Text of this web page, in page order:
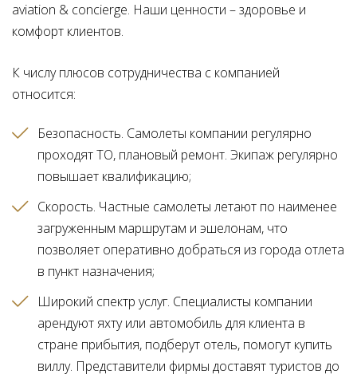
aviation & concierge. Наши ценности – здоровье и
комфорт клиентов.
К числу плюсов сотрудничества с компанией
относится:
Безопасность. Самолеты компании регулярно
проходят ТО, плановый ремонт. Экипаж регулярно
повышает квалификацию
Скорость. Частные самолеты летают по наименее
загруженным маршрутам и эшелонам, что
позволяет оперативно добраться из города отлета
в пункт назначения
Широкий спектр услуг. Специалисты компании
арендуют яхту или автомобиль для клиента в
стране прибытия, подберут отель, помогут купить
виллу. Представители фирмы доставят туристов до